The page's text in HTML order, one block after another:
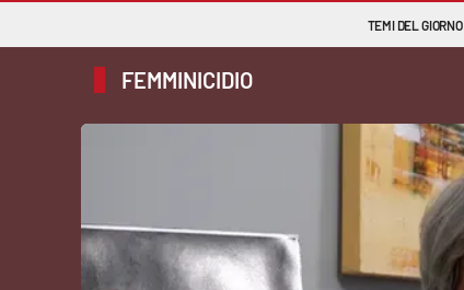
Attualità
TEMI DEL GIORNO
FEMMINICIDIO